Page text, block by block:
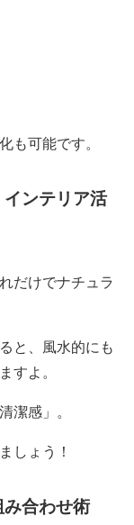
も可能です。
ンテリア活
だけでナチュラ
と、風水的にも
すよ。
潔感」。
しょう！
合わせ術